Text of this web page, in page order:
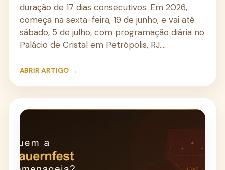
duração de 17 dias consecutivos. Em 2026,
começa na sexta-feira, 19 de junho, e vai até
sábado, 5 de julho, com programação diária no
Palácio de Cristal em Petrópolis, RJ.…
ABRIR ARTIGO →